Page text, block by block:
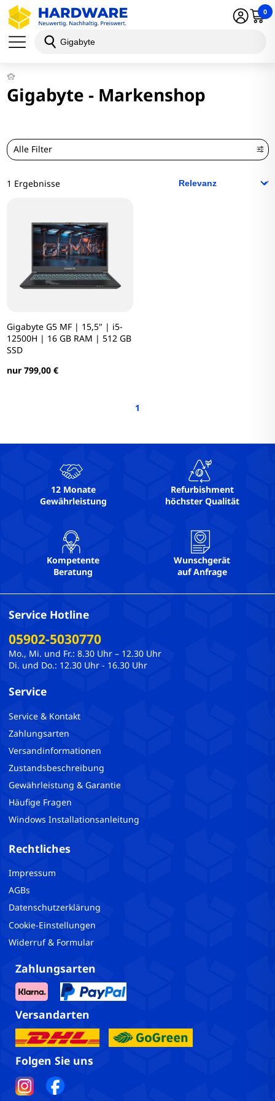
0
Gigabyte - Markenshop
Alle Filter
1 Ergebnisse
Gigabyte G5 MF | 15,5" | i5-
12500H | 16 GB RAM | 512 GB
SSD
nur 799,00 €
1
12 Monate
Gewährleistung
Refurbishment
höchster Qualität
Kompetente
Beratung
Wunschgerät
auf Anfrage
Service Hotline
05902-5030770
Mo., Mi. und Fr.: 8.30 Uhr – 12.30 Uhr
Di. und Do.: 12.30 Uhr - 16.30 Uhr
Service
Service & Kontakt
Zahlungsarten
Versandinformationen
Zustandsbeschreibung
Gewährleistung & Garantie
Häufige Fragen
Windows Installationsanleitung
Rechtliches
Impressum
AGBs
Datenschutzerklärung
Cookie-Einstellungen
Widerruf & Formular
Zahlungsarten
Versandarten
Folgen Sie uns